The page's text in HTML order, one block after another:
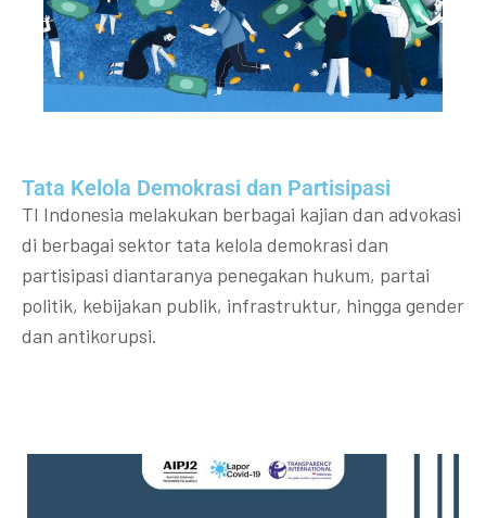
Tata Kelola Demokrasi dan Partisipasi​
TI Indonesia melakukan berbagai kajian dan advokasi
di berbagai sektor tata kelola demokrasi dan
partisipasi diantaranya penegakan hukum, partai
politik, kebijakan publik, infrastruktur, hingga gender
dan antikorupsi.